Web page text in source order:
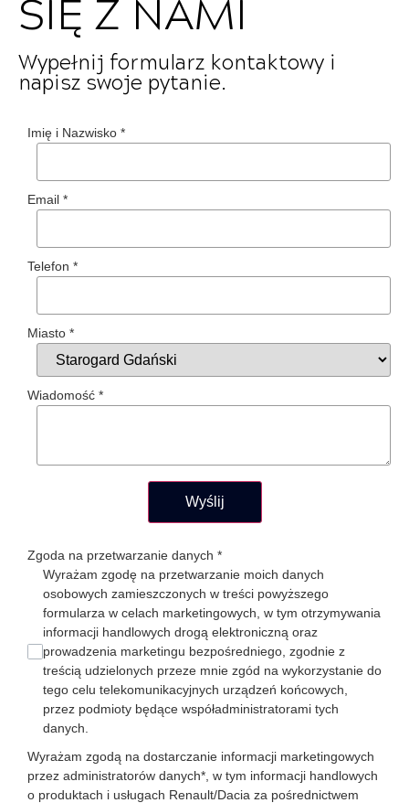
Wypełnij formularz kontaktowy i
napisz swoje pytanie.
Imię i Nazwisko *
Email *
Telefon *
Miasto *
Wiadomość *
Wyślij
Zgoda na przetwarzanie danych *
Wyrażam zgodę na przetwarzanie moich danych
osobowych zamieszczonych w treści powyższego
formularza w celach marketingowych, w tym otrzymywania
informacji handlowych drogą elektroniczną oraz
prowadzenia marketingu bezpośredniego, zgodnie z
treścią udzielonych przeze mnie zgód na wykorzystanie do
tego celu telekomunikacyjnych urządzeń końcowych,
przez podmioty będące współadministratorami tych
danych.
Wyrażam zgodą na dostarczanie informacji marketingowych
przez administratorów danych*, w tym informacji handlowych
o produktach i usługach Renault/Dacia za pośrednictwem